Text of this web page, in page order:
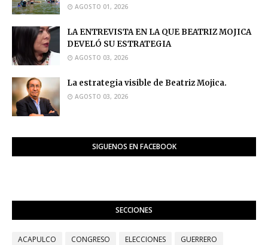
AGOSTO 01, 2026
LA ENTREVISTA EN LA QUE BEATRIZ MOJICA
DEVELÓ SU ESTRATEGIA
AGOSTO 03, 2026
La estrategia visible de Beatriz Mojica.
AGOSTO 03, 2026
SIGUENOS EN FACEBOOK
SECCIONES
ACAPULCO CONGRESO ELECCIONES
GUERRERO